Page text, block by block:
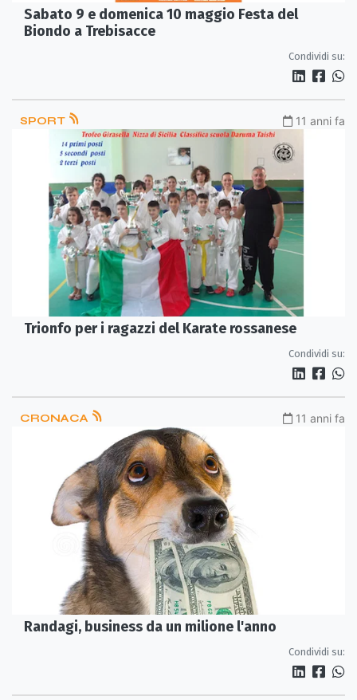
Sabato 9 e domenica 10 maggio Festa del
Biondo a Trebisacce
Condividi su:
SPORT 11 anni fa
Trionfo per i ragazzi del Karate rossanese
Condividi su:
CRONACA 11 anni fa
Randagi, business da un milione l'anno
Condividi su: